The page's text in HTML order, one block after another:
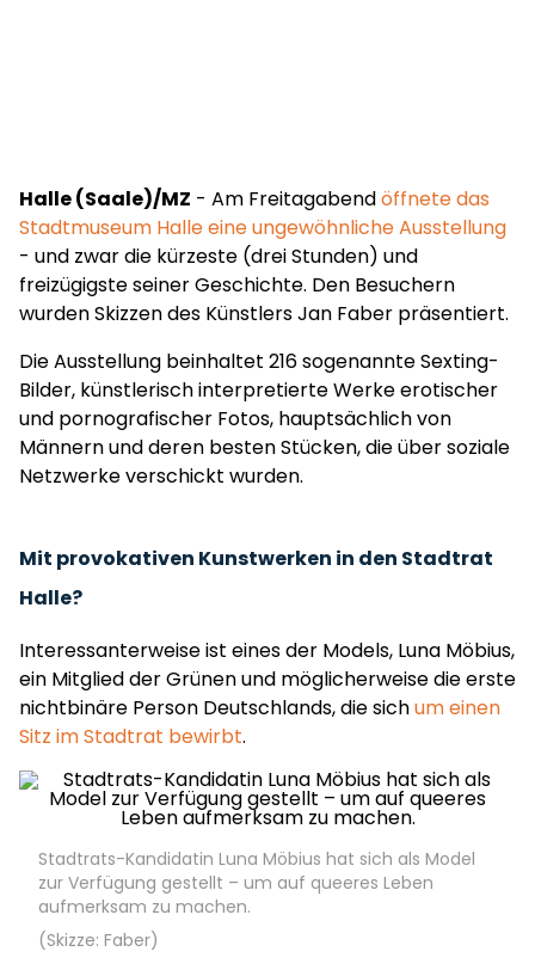
Halle (Saale)/MZ - Am Freitagabendöffnete das
Stadtmuseum Halle eine ungewöhnliche Ausstellung
- und zwar die kürzeste (drei Stunden) und
freizügigste seiner Geschichte. Den Besuchern
wurden Skizzen des Künstlers Jan Faber präsentiert.
Die Ausstellung beinhaltet 216 sogenannte Sexting-
Bilder, künstlerisch interpretierte Werke erotischer
und pornografischer Fotos, hauptsächlich von
Männern und deren besten Stücken, die über soziale
Netzwerke verschickt wurden.
Mit provokativen Kunstwerken in den Stadtrat
Halle?
Interessanterweise ist eines der Models, Luna Möbius,
ein Mitglied der Grünen und möglicherweise die erste
nichtbinäre Person Deutschlands, die sichum einen
Sitz im Stadtrat bewirbt.
Stadtrats-Kandidatin Luna Möbius hat sich als Model
zur Verfügung gestellt – um auf queeres Leben
aufmerksam zu machen.
(Skizze: Faber)